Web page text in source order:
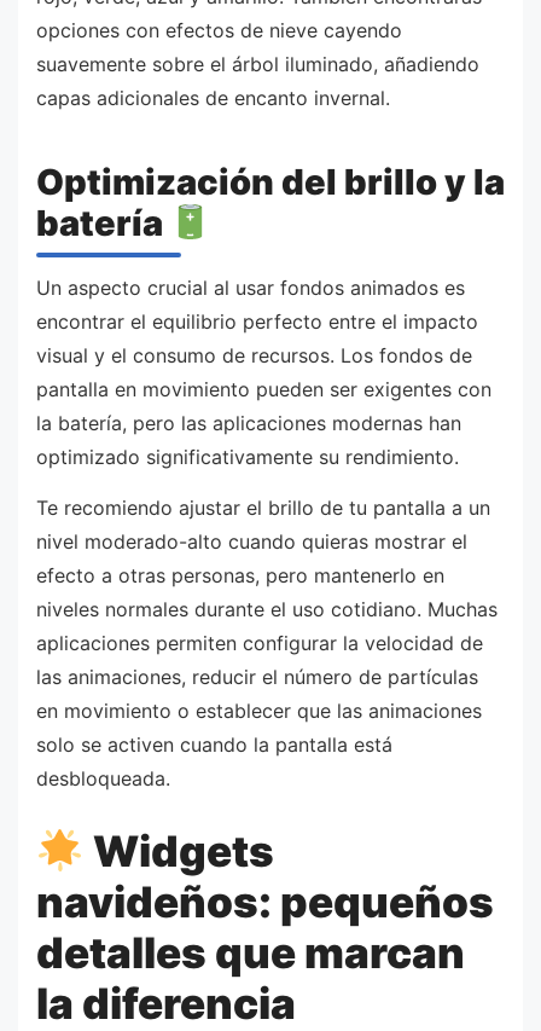
opciones con efectos de nieve cayendo
suavemente sobre el árbol iluminado, añadiendo
capas adicionales de encanto invernal.
Optimización del brillo y la
batería
Un aspecto crucial al usar fondos animados es
encontrar el equilibrio perfecto entre el impacto
visual y el consumo de recursos. Los fondos de
pantalla en movimiento pueden ser exigentes con
la batería, pero las aplicaciones modernas han
optimizado significativamente su rendimiento.
Te recomiendo ajustar el brillo de tu pantalla a un
nivel moderado-alto cuando quieras mostrar el
efecto a otras personas, pero mantenerlo en
niveles normales durante el uso cotidiano. Muchas
aplicaciones permiten configurar la velocidad de
las animaciones, reducir el número de partículas
en movimiento o establecer que las animaciones
solo se activen cuando la pantalla está
desbloqueada.
Widgets
navideños: pequeños
detalles que marcan
la diferencia